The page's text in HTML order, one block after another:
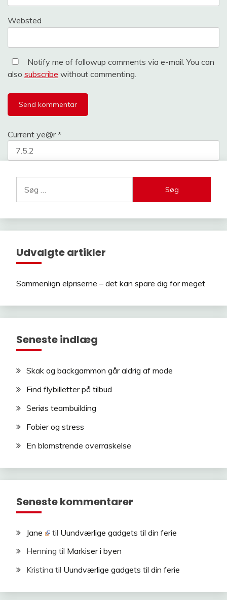
Websted
Notify me of followup comments via e-mail. You can
also subscribe without commenting.
Current ye@r*
efter:
Udvalgte artikler
Sammenlign elpriserne – det kan spare dig for meget
Seneste indlæg
Skak og backgammon går aldrig af mode
Find flybilletter på tilbud
Seriøs teambuilding
Fobier og stress
En blomstrende overraskelse
Seneste kommentarer
Jane til Uundværlige gadgets til din ferie
Henning til Markiser i byen
Kristina til Uundværlige gadgets til din ferie